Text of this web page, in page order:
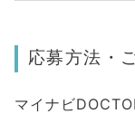
応募方法・
マイナビ